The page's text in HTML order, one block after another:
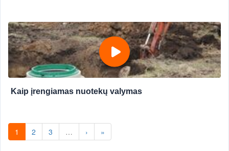
Kaip įrengiamas nuotekų valymas
1 2 3 … › »